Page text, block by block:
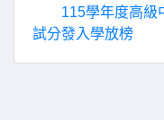
115學年度高級
試分發入學放榜